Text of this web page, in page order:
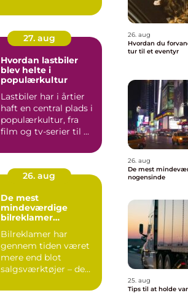
27. aug
Hvordan lastbiler
blev helte i
populærkultur
Lastbiler har i årtier
haft en central plads i
populærkultur, fra
film og tv-serier til ...
26. aug
De mest
mindeværdige
bilreklamer
Bilreklamer har
gennem tiden været
mere end blot
salgsværktøjer – de
26. aug
Hvordan du
tur til et eventyr
26. aug
De mest
nogensinde
25. aug
Tips til at holde